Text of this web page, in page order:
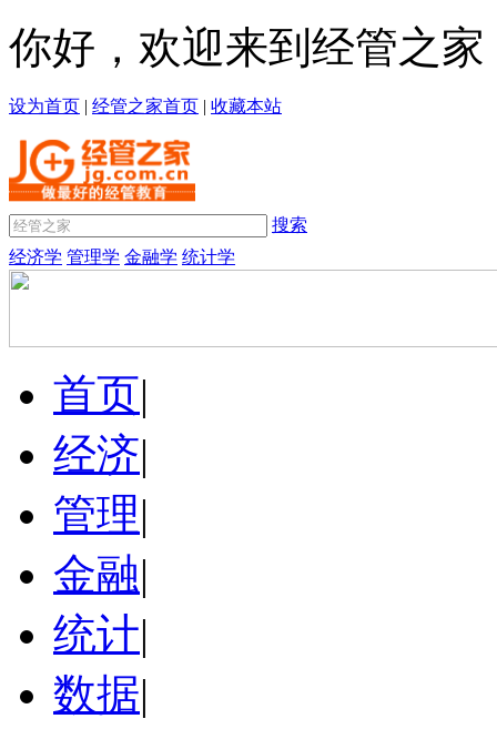
你好，欢迎来到经管之家
设为首页 | 经管之家首页 | 收藏本站
搜索
经济学 管理学 金融学 统计学
首页|
经济|
管理|
金融|
统计|
数据|